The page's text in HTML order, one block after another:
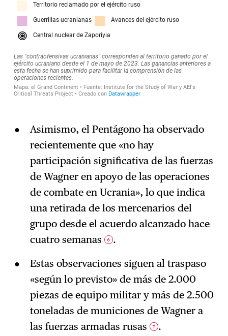
Asimismo, el Pentágono ha observado
recientemente que «no hay
participación significativa de las fuerzas
de Wagner en apoyo de las operaciones
de combate en Ucrania», lo que indica
una retirada de los mercenarios del
grupo desde el acuerdo alcanzado hace
cuatro semanas
6 .
Estas observaciones siguen al traspaso
«según lo previsto» de más de 2.000
piezas de equipo militar y más de 2.500
toneladas de municiones de Wagner a
las fuerzas armadas rusas
7 .